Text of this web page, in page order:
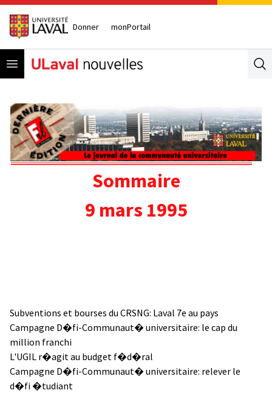
Donner monPortail
Open menu
Sommaire
9 mars 1995
Subventions et bourses du CRSNG: Laval 7e au pays
Campagne D�fi-Communaut� universitaire: le cap du
million franchi
L'UGIL r�agit au budget f�d�ral
Campagne D�fi-Communaut� universitaire: relever le
d�fi �tudiant